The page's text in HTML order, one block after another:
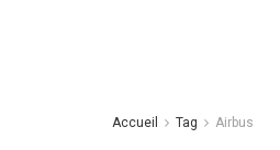
Accueil Tag Airbus